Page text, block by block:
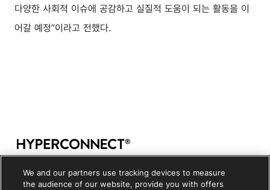
다양한 사회적 이슈에 공감하고 실질적 도움이 되는 활동을 이
어갈 예정”이라고 전했다.
Copyright © 2026, HYPERCONNECT LLC. All rights
reserved
We and our partners use tracking devices to measure
the audience of our website, provide you with offers